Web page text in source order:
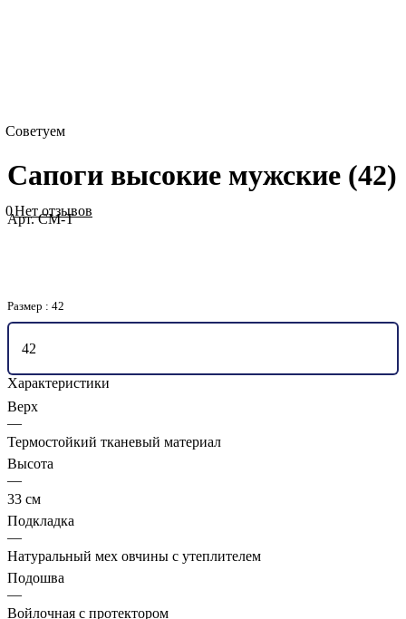
Советуем
Сапоги высокие мужские (42)
0Нет отзывов
Арт.СМ-Т
Размер : 42
42
Характеристики
Верх
—
Термостойкий тканевый материал
Высота
—
33 см
Подкладка
—
Натуральный мех овчины с утеплителем
Подошва
—
Войлочная с протектором